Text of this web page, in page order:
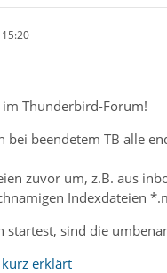
Thunderbird-Forum!
bei beendetem TB alle
zuvor um, z.B. aus
Indexdateien
startest, sind die
erklärt